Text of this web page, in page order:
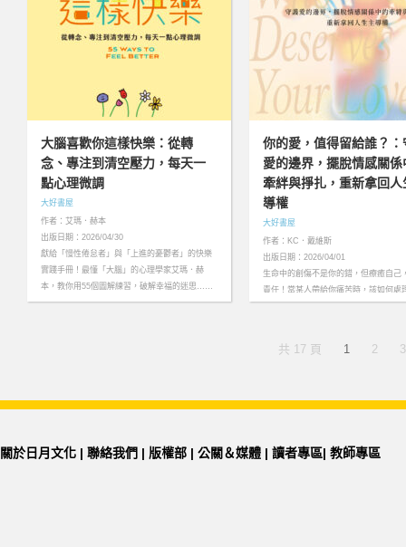
大腦喜歡你這樣快樂：從轉
念、專注到清空壓力，每天一
點心理微調
大好書屋
作者：艾瑪．赫本
出版日期：2026/04/30
獻給「慢性倦怠者」與「上進的憂鬱者」的快樂
實踐手冊！最懂「大腦」的心理學家艾瑪．赫
本，教你用55個圖解練習，破解幸福的迷思……
more
你的愛，值得留給誰？：
愛的邊界，擺脫情感關係
牽絆與掙扎，重新拿回人
導權
大好書屋
作者：KC．戴維斯
出版日期：2026/04/01
生命中的創傷不是你的錯，但療癒自己
責任！當某人帶給你痛苦時，該如何處
共 17 頁 1 2 3
關於日月文化 | 聯絡我們 | 版權部 | 公關＆媒體 | 讀者專區| 教師專區